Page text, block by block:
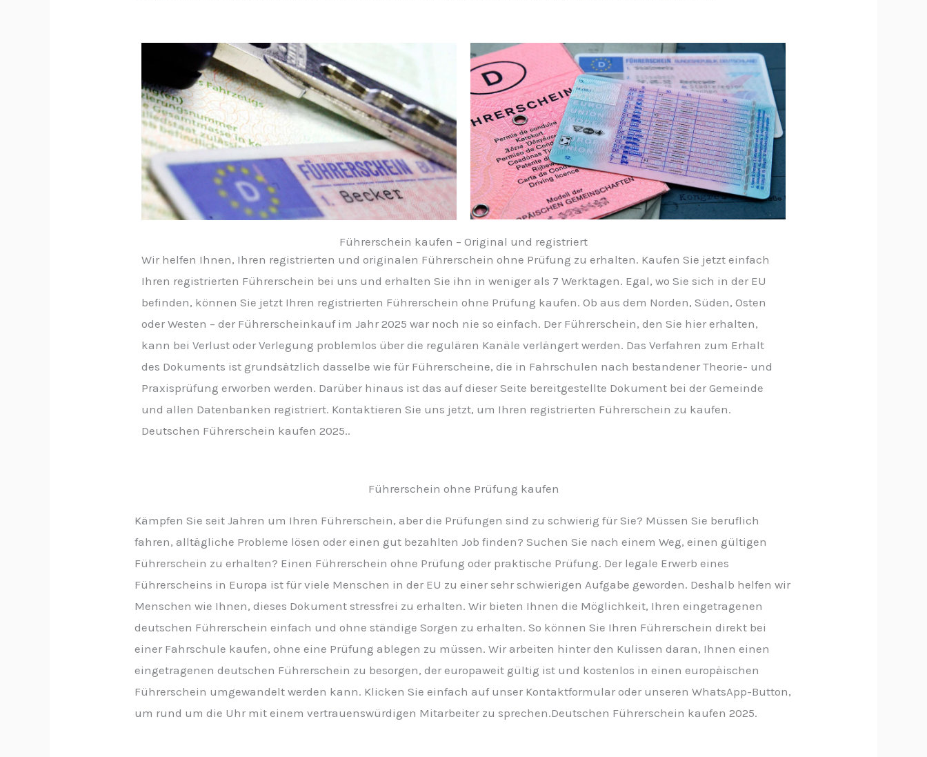
Führerschein kaufen – Original und registriert
Wir helfen Ihnen, Ihren registrierten und originalen Führerschein ohne Prüfung zu erhalten. Kaufen Sie jetzt einfach
Ihren registrierten Führerschein bei uns und erhalten Sie ihn in weniger als 7 Werktagen. Egal, wo Sie sich in der EU
befinden, können Sie jetzt Ihren registrierten Führerschein ohne Prüfung kaufen. Ob aus dem Norden, Süden, Osten
oder Westen – der Führerscheinkauf im Jahr 2025 war noch nie so einfach. Der Führerschein, den Sie hier erhalten,
kann bei Verlust oder Verlegung problemlos über die regulären Kanäle verlängert werden. Das Verfahren zum Erhalt
des Dokuments ist grundsätzlich dasselbe wie für Führerscheine, die in Fahrschulen nach bestandener Theorie- und
Praxisprüfung erworben werden. Darüber hinaus ist das auf dieser Seite bereitgestellte Dokument bei der Gemeinde
und allen Datenbanken registriert. Kontaktieren Sie uns jetzt, um Ihren registrierten Führerschein zu kaufen.
Deutschen Führerschein kaufen 2025..
Führerschein ohne Prüfung kaufen
Kämpfen Sie seit Jahren um Ihren Führerschein, aber die Prüfungen sind zu schwierig für Sie? Müssen Sie beruflich
fahren, alltägliche Probleme lösen oder einen gut bezahlten Job finden? Suchen Sie nach einem Weg, einen gültigen
Führerschein zu erhalten? Einen Führerschein ohne Prüfung oder praktische Prüfung. Der legale Erwerb eines
Führerscheins in Europa ist für viele Menschen in der EU zu einer sehr schwierigen Aufgabe geworden. Deshalb helfen wir
Menschen wie Ihnen, dieses Dokument stressfrei zu erhalten. Wir bieten Ihnen die Möglichkeit, Ihren eingetragenen
deutschen Führerschein einfach und ohne ständige Sorgen zu erhalten. So können Sie Ihren Führerschein direkt bei
einer Fahrschule kaufen, ohne eine Prüfung ablegen zu müssen. Wir arbeiten hinter den Kulissen daran, Ihnen einen
eingetragenen deutschen Führerschein zu besorgen, der europaweit gültig ist und kostenlos in einen europäischen
Führerschein umgewandelt werden kann. Klicken Sie einfach auf unser Kontaktformular oder unseren WhatsApp-Button,
um rund um die Uhr mit einem vertrauenswürdigen Mitarbeiter zu sprechen.Deutschen Führerschein kaufen 2025.